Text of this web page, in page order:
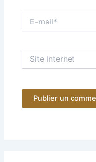
mail*
Internet